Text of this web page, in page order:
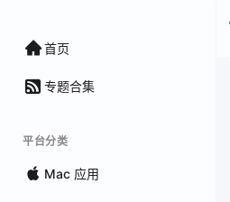
首页
专题合集
平台分类
Mac 应用